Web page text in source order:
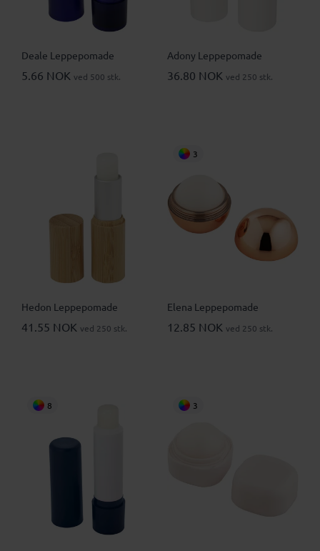
Deale Leppepomade
5.66 NOK ved 500 stk.
Adony Leppepomade
36.80 NOK ved 250 stk.
Hedon Leppepomade
41.55 NOK ved 250 stk.
3
Elena Leppepomade
12.85 NOK ved 250 stk.
8 3